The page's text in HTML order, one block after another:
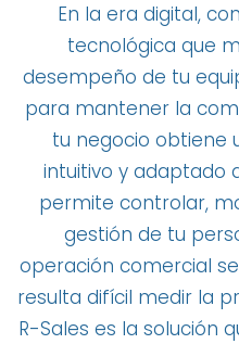
En la era digital,
tecnológica que
desempeño de tu
para mantener la
tu negocio obtiene
intuitivo y adaptado
permite controlar,
gestión de tu
operación comercial
resulta difícil medir la
R-Sales es la solución